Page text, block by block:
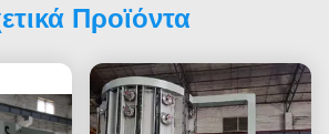
Προϊόντα